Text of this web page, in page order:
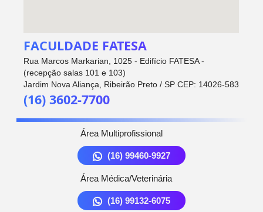
FACULDADE FATESA
Rua Marcos Markarian, 1025 - Edifício FATESA -
(recepção salas 101 e 103)
Jardim Nova Aliança, Ribeirão Preto / SP CEP: 14026-583
(16) 3602-7700
Área Multiprofissional
(16) 99460-9927
Área Médica/Veterinária
(16) 99132-6075